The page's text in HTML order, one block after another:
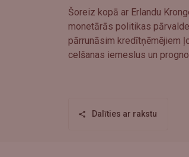
Šoreiz kopā ar Erlandu
monetārās politikas
pārrunāsim kredītņēmējiem
celšanas iemeslus un
Dalīties ar rakstu